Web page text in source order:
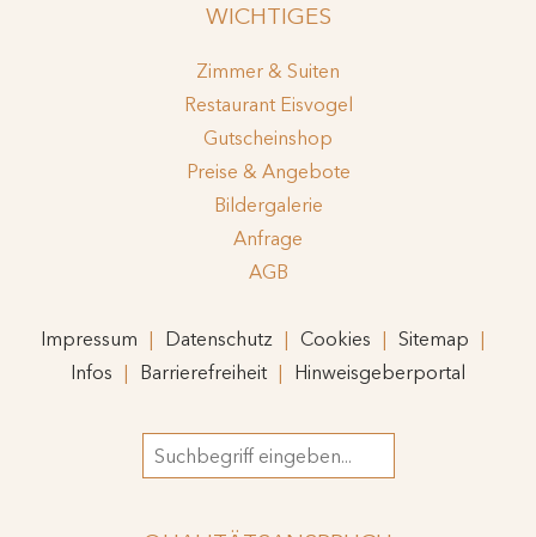
WICHTIGES
Zimmer & Suiten
Restaurant Eisvogel
Gutscheinshop
Preise & Angebote
Bildergalerie
Anfrage
AGB
Impressum Datenschutz Cookies
Sitemap
Infos
Barrierefreiheit Hinweisgeberportal
Suchbegriff